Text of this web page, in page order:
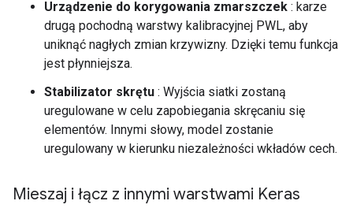
Urządzenie do korygowania zmarszczek : karze
drugą pochodną warstwy kalibracyjnej PWL, aby
uniknąć nagłych zmian krzywizny. Dzięki temu funkcja
jest płynniejsza.
Stabilizator skrętu : Wyjścia siatki zostaną
uregulowane w celu zapobiegania skręcaniu się
elementów. Innymi słowy, model zostanie
uregulowany w kierunku niezależności wkładów cech.
Mieszaj i łącz z innymi warstwami Keras